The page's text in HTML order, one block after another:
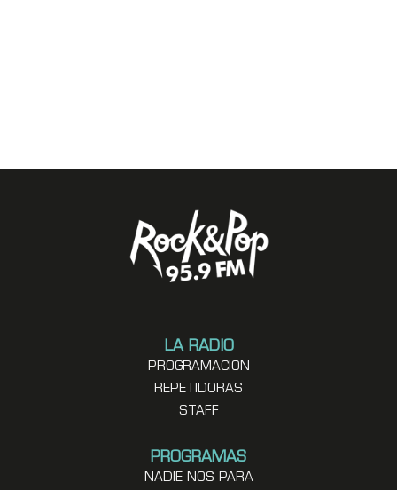
LA RADIO
PROGRAMACION
REPETIDORAS
STAFF
PROGRAMAS
NADIE NOS PARA